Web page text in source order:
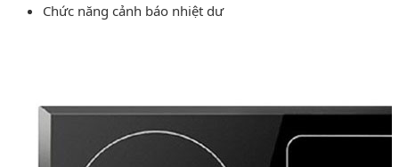
Chức năng cảnh báo nhiệt dư